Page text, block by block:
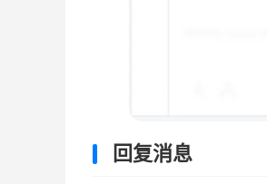
回复消息